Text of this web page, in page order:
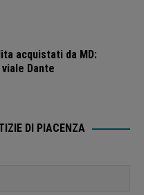
acquistati da MD:
Dante
DI PIACENZA